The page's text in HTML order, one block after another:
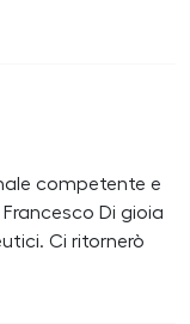
competente e
Di gioia
Ci ritornerò